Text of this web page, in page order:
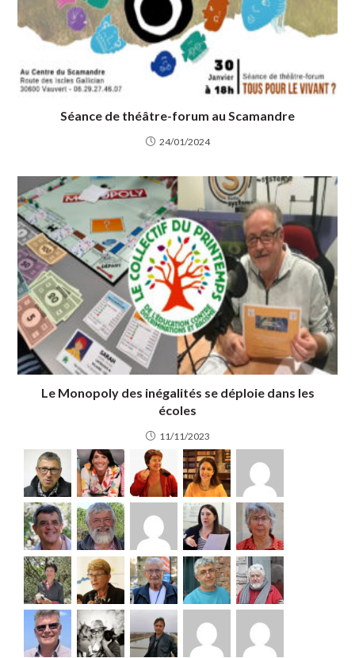
Séance de théâtre-forum au Scamandre
24/01/2024
Le Monopoly des inégalités se déploie dans les
écoles
11/11/2023